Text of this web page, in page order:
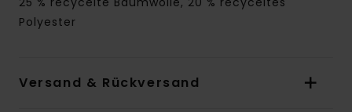
Polyester
Versand & Rückversand